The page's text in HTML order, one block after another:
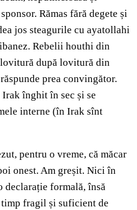
Rămas fără degete și
jos steagurile cu ayatollahi
Rebelii houthi din
după lovitură din
prea convingător.
înghit în sec și se
interne (în Irak sînt
pentru o vreme, că măcar
onest. Am greșit. Nici în
declarație formală, însă
fragil și suficient de